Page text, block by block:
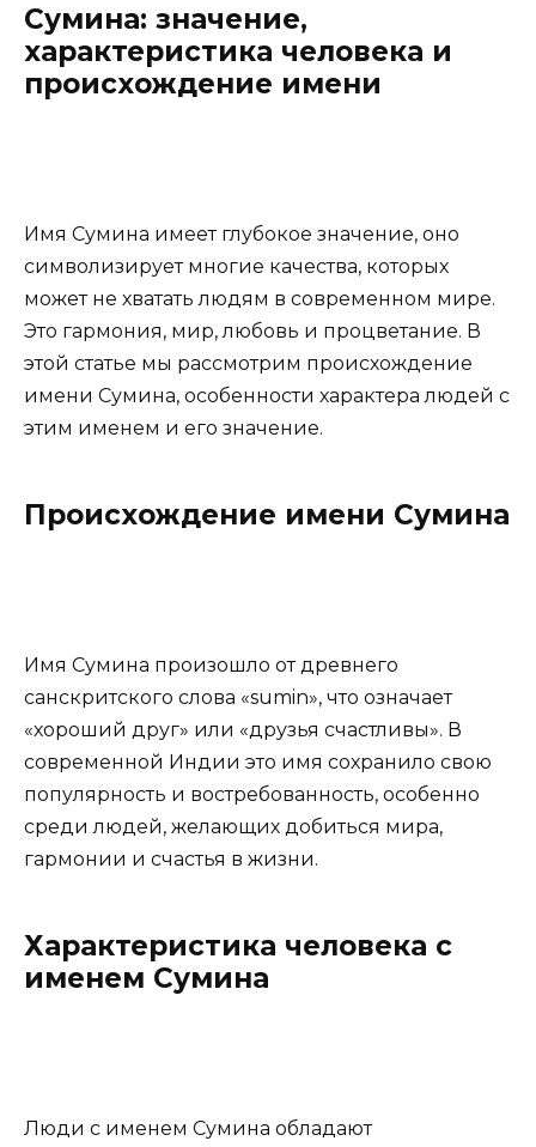
Сумина: значение,
характеристика человека и
происхождение имени
Имя Сумина имеет глубокое значение, оно
символизирует многие качества, которых
может не хватать людям в современном мире.
Это гармония, мир, любовь и процветание. В
этой статье мы рассмотрим происхождение
имени Сумина, особенности характера людей с
этим именем и его значение.
Происхождение имени Сумина
Имя Сумина произошло от древнего
санскритского слова «sumin», что означает
«хороший друг» или «друзья счастливы». В
современной Индии это имя сохранило свою
популярность и востребованность, особенно
среди людей, желающих добиться мира,
гармонии и счастья в жизни.
Характеристика человека с
именем Сумина
Люди с именем Сумина обладают